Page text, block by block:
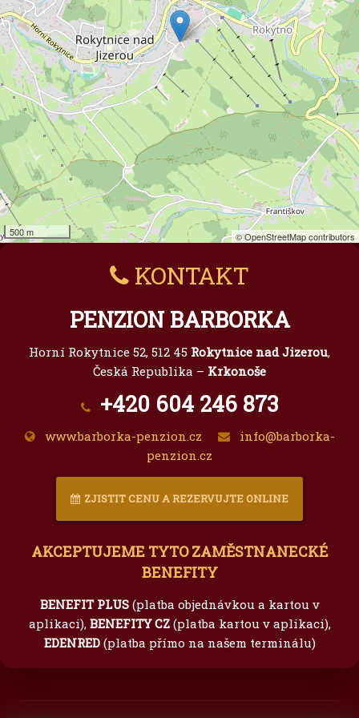
500 m © OpenStreetMap contributors
KONTAKT
PENZION BARBORKA
Horní Rokytnice 52, 512 45 Rokytnice nad Jizerou,
Česká Republika – Krkonoše
+420 604 246 873
www.barborka-penzion.cz
info@barborka-
penzion.cz
ZJISTIT CENU A REZERVUJTE ONLINE
AKCEPTUJEME TYTO ZAMĚSTNANECKÉ
BENEFITY
BENEFIT PLUS(platba objednávkou a kartou v
aplikaci), BENEFITY CZ(platba kartou v aplikaci),
EDENRED(platba přímo na našem terminálu)